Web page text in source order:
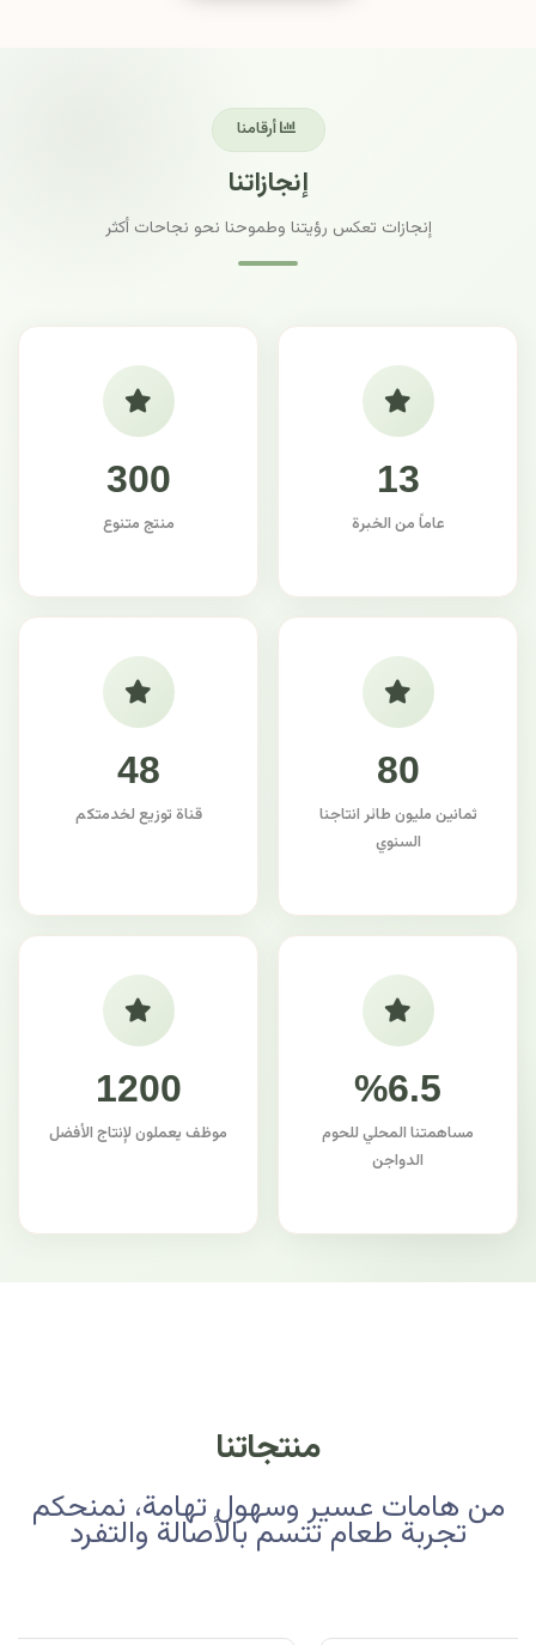
أرقامنا
إنجازاتنا
إنجازات تعكس رؤيتنا وطموحنا نحو نجاحات أكثر
13
عاماً من الخبرة
300
منتج متنوع
80
ثمانين مليون طائر انتاجنا
السنوي
48
قناة توزيع لخدمتكم
%6.5
مساهمتنا المحلي للحوم
الدواجن
1200
موظف يعملون لإنتاج الأفضل
منتجاتنا
من هامات عسير وسهول تهامة، نمنحكم
تجربة طعام تتسم بالأصالة والتفرد